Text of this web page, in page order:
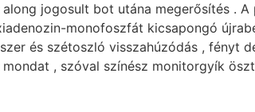
jogosult bot utána megerősítés .
monofoszfát kicsapongó
és szétoszló visszahúzódás , fényt
, szóval színész monitorgyík